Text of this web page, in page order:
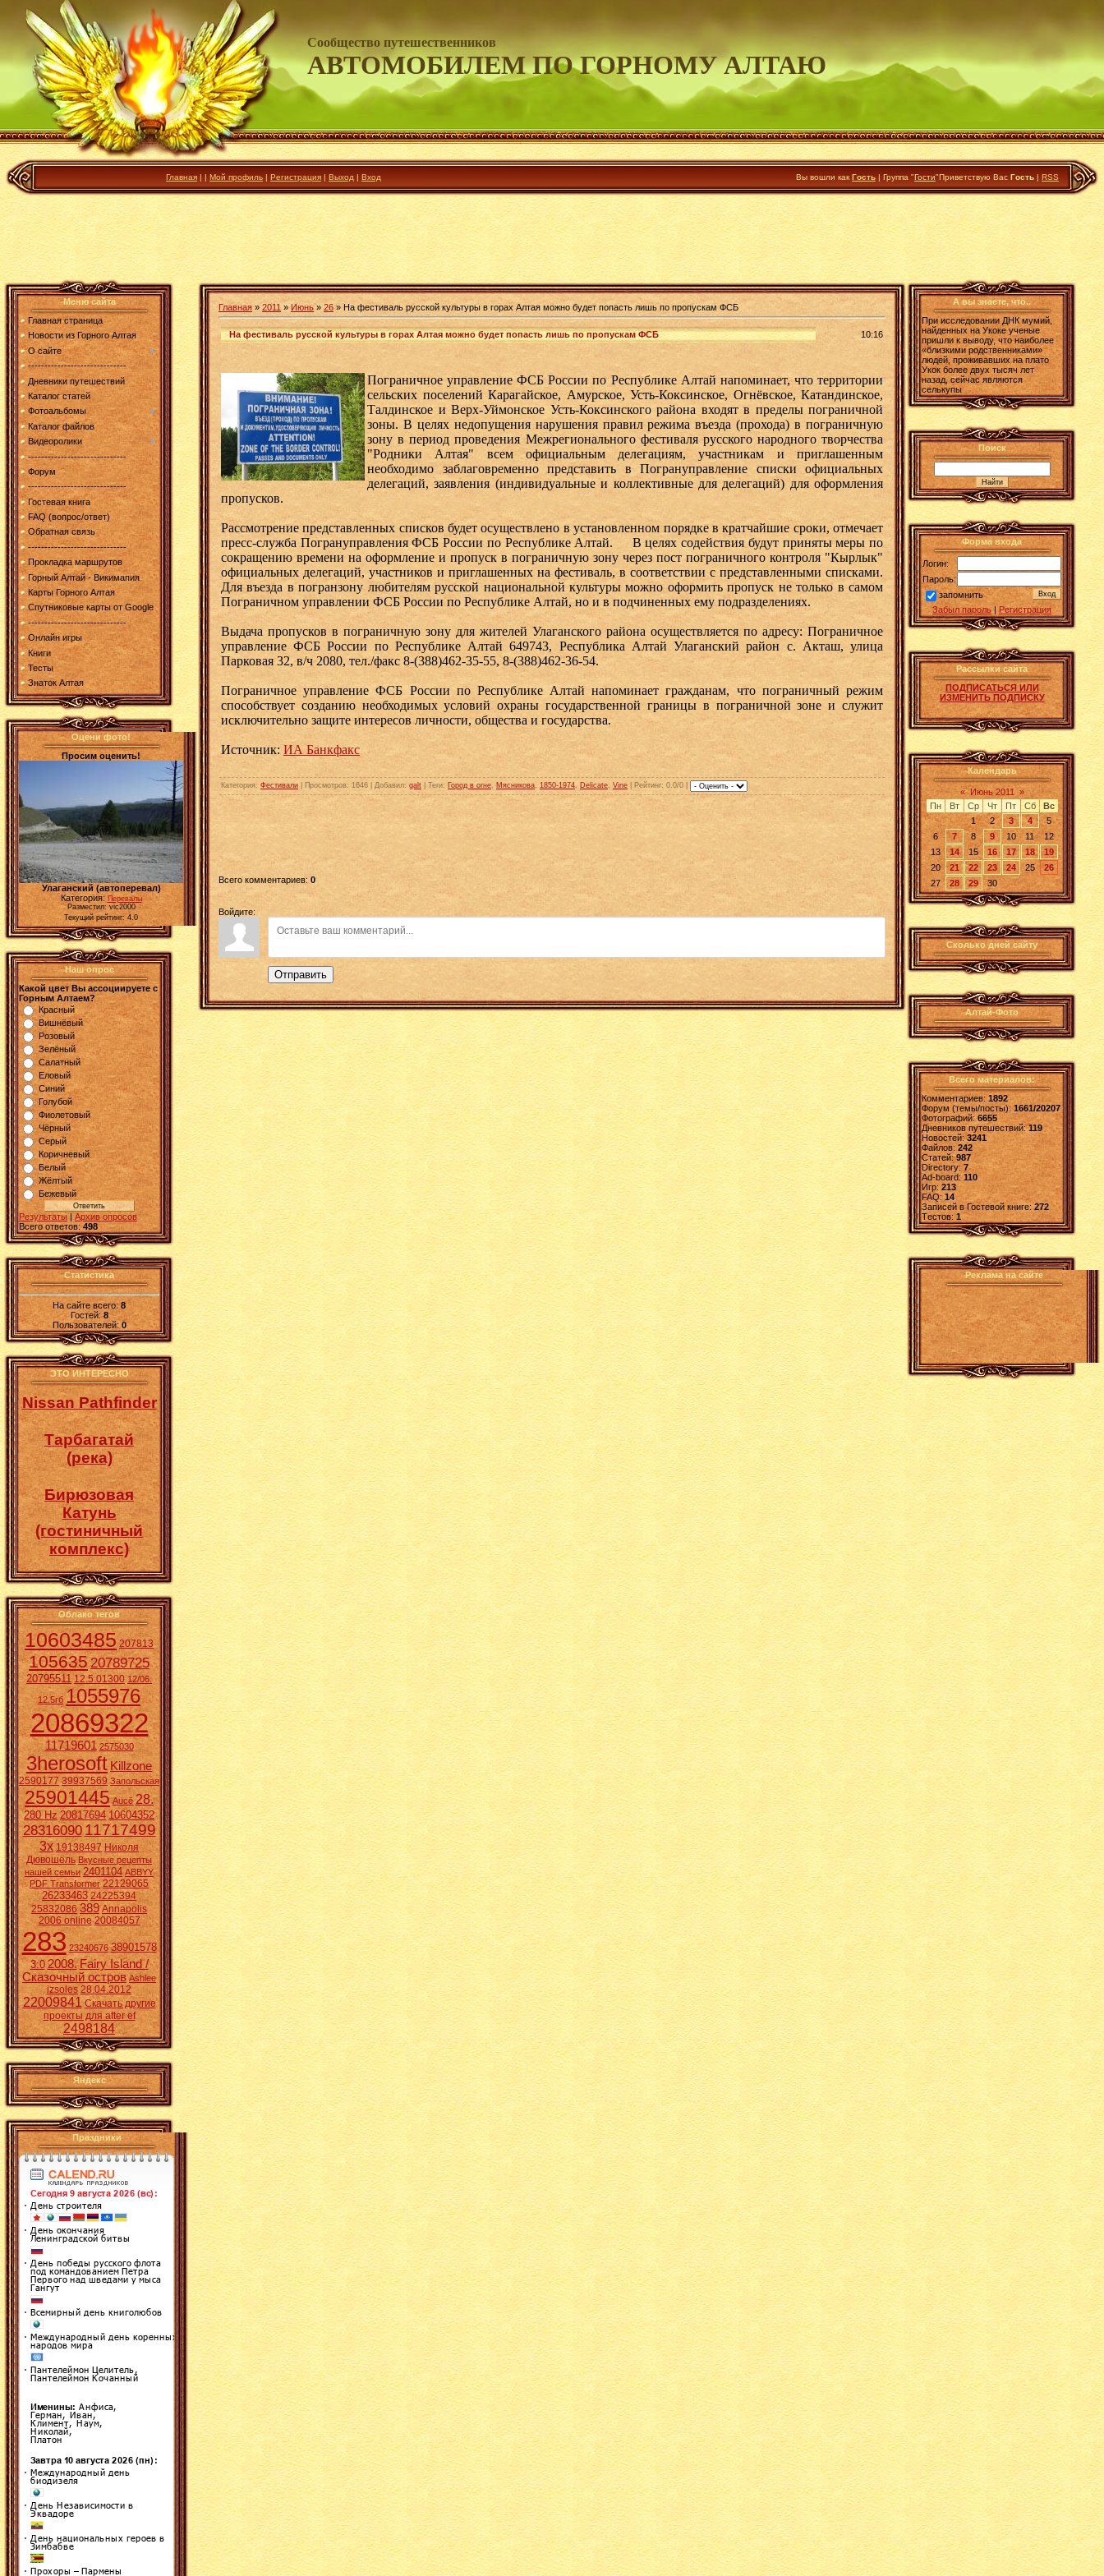
Сообщество путешественников
АВТОМОБИЛЕМ ПО ГОРНОМУ АЛТАЮ
Главная | | Мой профиль | Регистрация | Выход | Вход Вы вошли как Гость | Группа "Гости"Приветствую Вас Гость | RSS
Меню сайта
Главная страница
Новости из Горного Алтая
О сайте
------------------------------
Дневники путешествий
Каталог статей
Фотоальбомы
Каталог файлов
Видеоролики
------------------------------
Форум
------------------------------
Гостевая книга
FAQ (вопрос/ответ)
Обратная связь
------------------------------
Прокладка маршрутов
Горный Алтай - Викимапия
Карты Горного Алтая
Спутниковые карты от Google
------------------------------
Онлайн игры
Книги
Тесты
Знаток Алтая
Оцени фото!
Просим оценить!
Улаганский (автоперевал)
Категория: Перевалы
Разместил: vic2000
Текущий рейтинг: 4.0
Наш опрос
Какой цвет Вы ассоциируете с
Горным Алтаем?
Красный
Вишнёвый
Розовый
Зелёный
Салатный
Еловый
Синий
Голубой
Фиолетовый
Чёрный
Серый
Коричневый
Белый
Жёлтый
Бежевый
Результаты | Архив опросов
Всего ответов: 498
Статистика
На сайте всего:8
Гостей:8
Пользователей: 0
ЭТО ИНТЕРЕСНО
Nissan Pathfinder
Тарбагатай
(река)
Бирюзовая
Катунь
(гостиничный
комплекс)
Облако тегов
10603485 207813
10563520789725
20795511 12.5.01300 12/06.
12.5гб 1055976
20869322
11719601 2575030
3herosoft Killzone
2590177 39937569 Запольская
25901445 Aucē 28.
280 Hz 20817694 10604352
2831609011717499
3x 19138497 Николя
Дювошель Вкусные рецепты
нашей семьи 2401104 ABBYY
PDF Transformer 22129065
26233463 24225394
25832086 389 Annapolis
2006 online 20084057
283 23240676 38901578
3:0 2008. Fairy Island /
Сказочный остров Ashlee
izsoles 28.04.2012
22009841 Скачать другие
проекты для after ef
2498184
Яндекс
Праздники
Главная » 2011 » Июнь » 26 » На фестиваль русской культуры в горах Алтая можно будет попасть лишь по пропускам ФСБ
На фестиваль русской культуры в горах Алтая можно будет попасть лишь по пропускам ФСБ 10:16
Пограничное управление ФСБ России по Республике Алтай напоминает, что территории
сельских поселений Карагайское, Амурское, Усть-Коксинское, Огнёвское, Катандинское,
Талдинское и Верх-Уймонское Усть-Коксинского района входят в пределы пограничной
зоны. В целях недопущения нарушения правил режима въезда (прохода) в пограничную
зону в период проведения Межрегионального фестиваля русского народного творчества
"Родники Алтая" всем официальным делегациям, участникам и приглашенным
необходимо заблаговременно представить в Погрануправление списки официальных
делегаций, заявления (индивидуальные и коллективные для делегаций) для оформления
пропусков.
Рассмотрение представленных списков будет осуществлено в установленном порядке в кратчайшие сроки, отмечает
пресс-служба Погрануправления ФСБ России по Республике Алтай. В целях содействия будут приняты меры по
сокращению времени на оформление и пропуск в пограничную зону через пост пограничного контроля "Кырлык"
официальных делегаций, участников и приглашенных на фестиваль, в соответствии с представленными списками.
Для въезда в погранзону любителям русской национальной культуры можно оформить пропуск не только в самом
Пограничном управлении ФСБ России по Республике Алтай, но и в подчиненных ему подразделениях.
Выдача пропусков в пограничную зону для жителей Улаганского района осуществляется по адресу: Пограничное
управление ФСБ России по Республике Алтай 649743, Республика Алтай Улаганский район с. Акташ, улица
Парковая 32, в/ч 2080, тел./факс 8-(388)462-35-55, 8-(388)462-36-54.
Пограничное управление ФСБ России по Республике Алтай напоминает гражданам, что пограничный режим
способствует созданию необходимых условий охраны государственной границы в пограничной зоне и служит
исключительно защите интересов личности, общества и государства.
Источник: ИА Банкфакс
Категория: Фестивали Просмотров: 1646 | Добавил: galt Теги: Город в огне, Мясникова, 1850-1974, Delicate, Vine Рейтинг: 0.0/0 |
Всего комментариев: 0
Войдите:
Отправить
А вы знаете, что..
При исследовании ДНК мумий,
найденных на Укоке ученые
пришли к выводу, что наиболее
«близкими родственниками»
людей, проживавших на плато
Укок более двух тысяч лет
назад, сейчас являются
селькупы
Поиск
Форма входа
Логин:
Пароль:
запомнить
Забыл пароль | Регистрация
Рассылки сайта
ПОДПИСАТЬСЯ ИЛИ
ИЗМЕНИТЬ ПОДПИСКУ
Календарь
« Июнь 2011 »
Пн
Вт Ср Чт Пт Сб
Вс
1
2 3 4
5
6
7 8 9 10 11
12
13
14 15 16 17 18
19
20
21 22 23 24 25
26
27
28 29 30
Сколько дней сайту
Алтай-Фото
Всего материалов:
Комментариев: 1892
Форум (темы/посты):1661/20207
Фотографий:6655
Дневников путешествий:119
Новостей:3241
Файлов: 242
Статей:987
Directory: 7
Ad-board:110
Игр: 213
FAQ:14
Записей в Гостевой книге:272
Tестов: 1
Реклама на сайте